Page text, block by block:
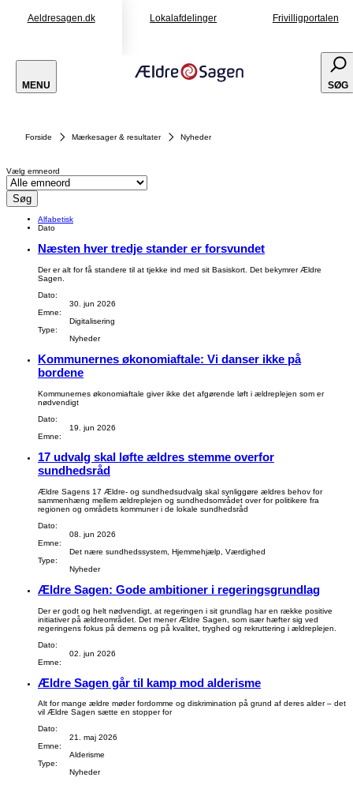
Aeldresagen.dk Lokalafdelinger Frivilligportalen
MENU SØG
Forside Mærkesager & resultater Nyheder
Vælg emneord
Søg
Alfabetisk
Dato
Næsten hver tredje stander er forsvundet
Der er alt for få standere til at tjekke ind med sit Basiskort. Det bekymrer Ældre
Sagen.
Dato:
30. jun 2026
Emne:
Digitalisering
Type:
Nyheder
Kommunernes økonomiaftale: Vi danser ikke på
bordene
Kommunernes økonomiaftale giver ikke det afgørende løft i ældreplejen som er
nødvendigt
Dato:
19. jun 2026
Emne:
17 udvalg skal løfte ældres stemme overfor
sundhedsråd
Ældre Sagens 17 Ældre- og sundhedsudvalg skal synliggøre ældres behov for
sammenhæng mellem ældreplejen og sundhedsområdet over for politikere fra
regionen og områdets kommuner i de lokale sundhedsråd
Dato:
08. jun 2026
Emne:
Det nære sundhedssystem, Hjemmehjælp, Værdighed
Type:
Nyheder
Ældre Sagen: Gode ambitioner i regeringsgrundlag
Der er godt og helt nødvendigt, at regeringen i sit grundlag har en række positive
initiativer på ældreområdet. Det mener Ældre Sagen, som især hæfter sig ved
regeringens fokus på demens og på kvalitet, tryghed og rekruttering i ældreplejen.
Dato:
02. jun 2026
Emne:
Ældre Sagen går til kamp mod alderisme
Alt for mange ældre møder fordomme og diskrimination på grund af deres alder – det
vil Ældre Sagen sætte en stopper for
Dato:
21. maj 2026
Emne:
Alderisme
Type:
Nyheder